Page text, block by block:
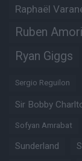
Raphaël
Ruben
Ryan Giggs
Sergio Reguilon
Sir Bobby
Sofyan Amrabat
Sunderland